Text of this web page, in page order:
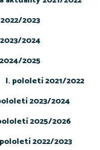
2023
2024
2025
I. pololetí 2021/2022
2023/2024
2025/2026
2022/2023